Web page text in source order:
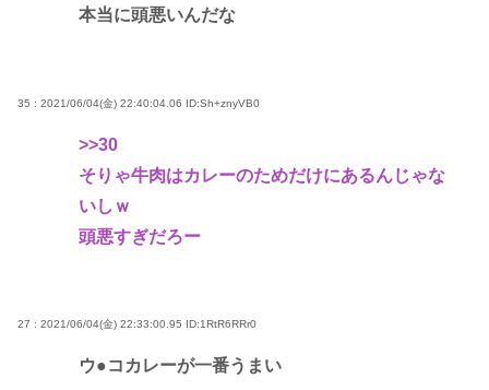
本当に頭悪いんだな
35 : 2021/06/04(金) 22:40:04.06 ID:Sh+znyVB0
>>30
そりゃ牛肉はカレーのためだけにあるんじゃな
いしｗ
頭悪すぎだろー
27 : 2021/06/04(金) 22:33:00.95 ID:1RtR6RRr0
ウ●コカレーが一番うまい